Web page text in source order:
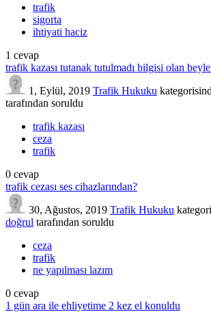
trafik
sigorta
ihtiyati haciz
1 cevap
trafik kazası tutanak tutulmadı bilgisi olan
1, Eylül, 2019 Trafik Hukuku
tarafından soruldu
trafik kazası
ceza
trafik
0 cevap
trafik cezası ses cihazlarından?
30, Ağustos, 2019 Trafik Hukuku
doğrul tarafından soruldu
ceza
trafik
ne yapılması lazım
0 cevap
1 gün ara ile ehliyetime 2 kez el konuldu